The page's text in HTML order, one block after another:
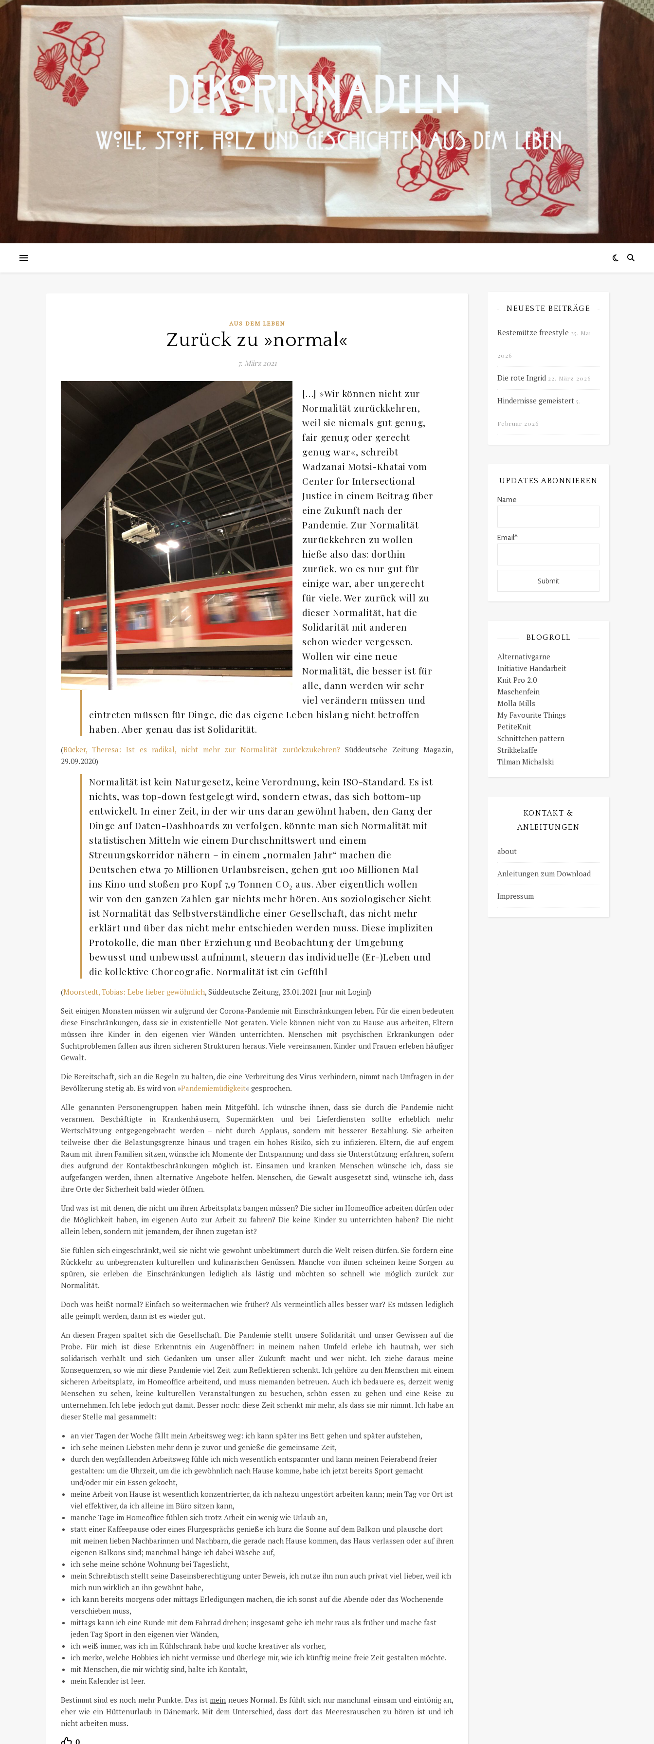
AUS DEM LEBEN
Zurück zu »normal«
7. März 2021
[…] »Wir können nicht zur
Normalität zurückkehren,
weil sie niemals gut genug,
fair genug oder gerecht
genug war«, schreibt
Wadzanai Motsi-Khatai vom
Center for Intersectional
Justice in einem Beitrag über
eine Zukunft nach der
Pandemie. Zur Normalität
zurückkehren zu wollen
hieße also das: dorthin
zurück, wo es nur gut für
einige war, aber ungerecht
für viele. Wer zurück will zu
dieser Normalität, hat die
Solidarität mit anderen
schon wieder vergessen.
Wollen wir eine neue
Normalität, die besser ist für
alle, dann werden wir sehr
viel verändern müssen und
eintreten müssen für Dinge, die das eigene Leben bislang nicht betroffen
haben. Aber genau das ist Solidarität.
(Bücker, Theresa: Ist es radikal, nicht mehr zur Normalität zurückzukehren? Süddeutsche Zeitung Magazin,
29.09.2020)
Normalität ist kein Naturgesetz, keine Verordnung, kein ISO-Standard. Es ist
nichts, was top-down festgelegt wird, sondern etwas, das sich bottom-up
entwickelt. In einer Zeit, in der wir uns daran gewöhnt haben, den Gang der
Dinge auf Daten-Dashboards zu verfolgen, könnte man sich Normalität mit
statistischen Mitteln wie einem Durchschnittswert und einem
Streuungskorridor nähern – in einem „normalen Jahr“ machen die
Deutschen etwa 70 Millionen Urlaubsreisen, gehen gut 100 Millionen Mal
ins Kino und stoßen pro Kopf 7,9 Tonnen CO₂ aus. Aber eigentlich wollen
wir von den ganzen Zahlen gar nichts mehr hören. Aus soziologischer Sicht
ist Normalität das Selbstverständliche einer Gesellschaft, das nicht mehr
erklärt und über das nicht mehr entschieden werden muss. Diese impliziten
Protokolle, die man über Erziehung und Beobachtung der Umgebung
bewusst und unbewusst aufnimmt, steuern das individuelle (Er-)Leben und
die kollektive Choreografie. Normalität ist ein Gefühl
(Moorstedt, Tobias: Lebe lieber gewöhnlich, Süddeutsche Zeitung, 23.01.2021 [nur mit Login])
Seit einigen Monaten müssen wir aufgrund der Corona-Pandemie mit Einschränkungen leben. Für die einen bedeuten
diese Einschränkungen, dass sie in existentielle Not geraten. Viele können nicht von zu Hause aus arbeiten, Eltern
müssen ihre Kinder in den eigenen vier Wänden unterrichten. Menschen mit psychischen Erkrankungen oder
Suchtproblemen fallen aus ihren sicheren Strukturen heraus. Viele vereinsamen. Kinder und Frauen erleben häufiger
Gewalt.
Die Bereitschaft, sich an die Regeln zu halten, die eine Verbreitung des Virus verhindern, nimmt nach Umfragen in der
Bevölkerung stetig ab. Es wird von »Pandemiemüdigkeit« gesprochen.
Alle genannten Personengruppen haben mein Mitgefühl. Ich wünsche ihnen, dass sie durch die Pandemie nicht
verarmen. Beschäftigte in Krankenhäusern, Supermärkten und bei Lieferdiensten sollte erheblich mehr
Wertschätzung entgegengebracht werden – nicht durch Applaus, sondern mit besserer Bezahlung. Sie arbeiten
teilweise über die Belastungsgrenze hinaus und tragen ein hohes Risiko, sich zu infizieren. Eltern, die auf engem
Raum mit ihren Familien sitzen, wünsche ich Momente der Entspannung und dass sie Unterstützung erfahren, sofern
dies aufgrund der Kontaktbeschränkungen möglich ist. Einsamen und kranken Menschen wünsche ich, dass sie
aufgefangen werden, ihnen alternative Angebote helfen. Menschen, die Gewalt ausgesetzt sind, wünsche ich, dass
ihre Orte der Sicherheit bald wieder öffnen.
Und was ist mit denen, die nicht um ihren Arbeitsplatz bangen müssen? Die sicher im Homeoffice arbeiten dürfen oder
die Möglichkeit haben, im eigenen Auto zur Arbeit zu fahren? Die keine Kinder zu unterrichten haben? Die nicht
allein leben, sondern mit jemandem, der ihnen zugetan ist?
Sie fühlen sich eingeschränkt, weil sie nicht wie gewohnt unbekümmert durch die Welt reisen dürfen. Sie fordern eine
Rückkehr zu unbegrenzten kulturellen und kulinarischen Genüssen. Manche von ihnen scheinen keine Sorgen zu
spüren, sie erleben die Einschränkungen lediglich als lästig und möchten so schnell wie möglich zurück zur
Normalität.
Doch was heißt normal? Einfach so weitermachen wie früher? Als vermeintlich alles besser war? Es müssen lediglich
alle geimpft werden, dann ist es wieder gut.
An diesen Fragen spaltet sich die Gesellschaft. Die Pandemie stellt unsere Solidarität und unser Gewissen auf die
Probe. Für mich ist diese Erkenntnis ein Augenöffner: in meinem nahen Umfeld erlebe ich hautnah, wer sich
solidarisch verhält und sich Gedanken um unser aller Zukunft macht und wer nicht. Ich ziehe daraus meine
Konsequenzen, so wie mir diese Pandemie viel Zeit zum Reflektieren schenkt. Ich gehöre zu den Menschen mit einem
sicheren Arbeitsplatz, im Homeoffice arbeitend, und muss niemanden betreuen. Auch ich bedauere es, derzeit wenig
Menschen zu sehen, keine kulturellen Veranstaltungen zu besuchen, schön essen zu gehen und eine Reise zu
unternehmen. Ich lebe jedoch gut damit. Besser noch: diese Zeit schenkt mir mehr, als dass sie mir nimmt. Ich habe an
dieser Stelle mal gesammelt:
an vier Tagen der Woche fällt mein Arbeitsweg weg: ich kann später ins Bett gehen und später aufstehen,
ich sehe meinen Liebsten mehr denn je zuvor und genieße die gemeinsame Zeit,
durch den wegfallenden Arbeitsweg fühle ich mich wesentlich entspannter und kann meinen Feierabend freier
gestalten: um die Uhrzeit, um die ich gewöhnlich nach Hause komme, habe ich jetzt bereits Sport gemacht
und/oder mir ein Essen gekocht,
meine Arbeit von Hause ist wesentlich konzentrierter, da ich nahezu ungestört arbeiten kann; mein Tag vor Ort ist
viel effektiver, da ich alleine im Büro sitzen kann,
manche Tage im Homeoffice fühlen sich trotz Arbeit ein wenig wie Urlaub an,
statt einer Kaffeepause oder eines Flurgesprächs genieße ich kurz die Sonne auf dem Balkon und plausche dort
mit meinen lieben Nachbarinnen und Nachbarn, die gerade nach Hause kommen, das Haus verlassen oder auf ihren
eigenen Balkons sind; manchmal hänge ich dabei Wäsche auf,
ich sehe meine schöne Wohnung bei Tageslicht,
mein Schreibtisch stellt seine Daseinsberechtigung unter Beweis, ich nutze ihn nun auch privat viel lieber, weil ich
mich nun wirklich an ihn gewöhnt habe,
ich kann bereits morgens oder mittags Erledigungen machen, die ich sonst auf die Abende oder das Wochenende
verschieben muss,
mittags kann ich eine Runde mit dem Fahrrad drehen; insgesamt gehe ich mehr raus als früher und mache fast
jeden Tag Sport in den eigenen vier Wänden,
ich weiß immer, was ich im Kühlschrank habe und koche kreativer als vorher,
ich merke, welche Hobbies ich nicht vermisse und überlege mir, wie ich künftig meine freie Zeit gestalten möchte.
mit Menschen, die mir wichtig sind, halte ich Kontakt,
mein Kalender ist leer.
Bestimmt sind es noch mehr Punkte. Das istmein neues Normal. Es fühlt sich nur manchmal einsam und eintönig an,
eher wie ein Hüttenurlaub in Dänemark. Mit dem Unterschied, dass dort das Meeresrauschen zu hören ist und ich
nicht arbeiten muss.
0
NEUESTE BEITRÄGE
Restemütze freestyle 25. Mai
2026
Die rote Ingrid 22. März 2026
Hindernisse gemeistert 5.
Februar 2026
UPDATES ABONNIEREN
Name
Email*
BLOGROLL
Alternativgarne
Initiative Handarbeit
Knit Pro 2.0
Maschenfein
Molla Mills
My Favourite Things
PetiteKnit
Schnittchen pattern
Strikkekaffe
Tilman Michalski
KONTAKT &
ANLEITUNGEN
about
Anleitungen zum Download
Impressum